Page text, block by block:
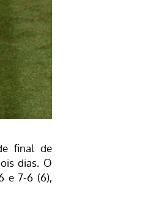
final de
dias. O
e 7-6 (6),